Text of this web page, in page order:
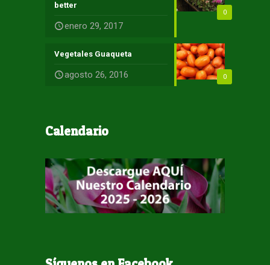
0
better
enero 29, 2017
0
Vegetales Guaqueta
agosto 26, 2016
Calendario